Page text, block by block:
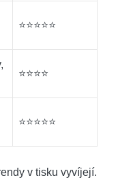
⭐️⭐️⭐️⭐️⭐️
⭐️⭐️⭐️⭐️
⭐️⭐️⭐️⭐️⭐️
v tisku vyvíjejí.